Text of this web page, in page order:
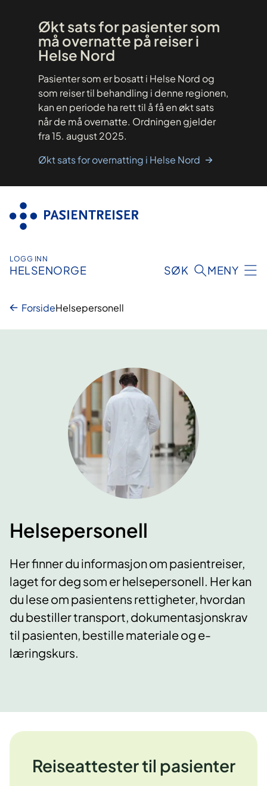
Økt sats for pasienter som
må overnatte på reiser i
Helse Nord
Pasienter som er bosatt i Helse Nord og
som reiser til behandling i denne regionen,
kan en periode ha rett til å få en økt sats
når de må overnatte. Ordningen gjelder
fra 15. august 2025.
Økt sats for overnatting i Helse Nord
LOGG INN
HELSENORGE SØK MENY
ForsideHelsepersonell
Helsepersonell
Her finner du informasjon om pasientreiser,
laget for deg som er helsepersonell. Her kan
du lese om pasientens rettigheter, hvordan
du bestiller transport, dokumentasjonskrav
til pasienten, bestille materiale og e-
læringskurs.
Reiseattester til pasienter